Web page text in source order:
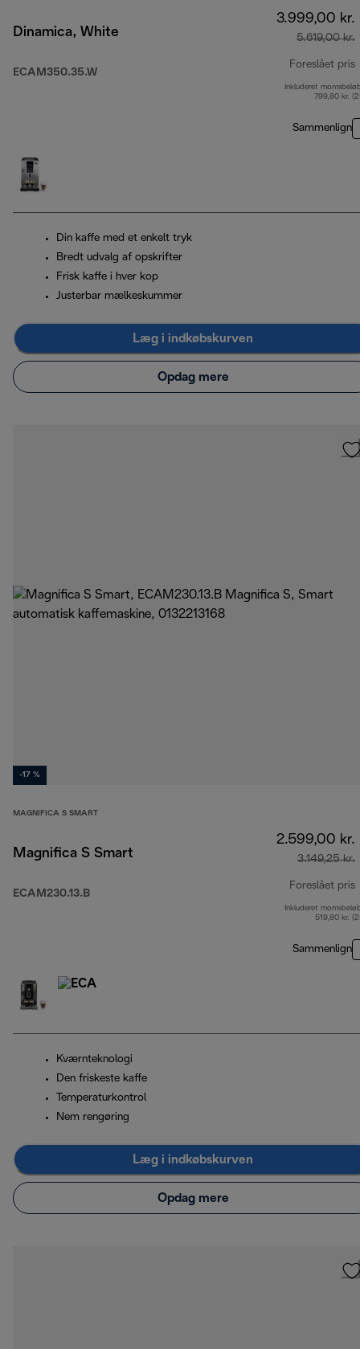
Dinamica, White
ECAM350.35.W
3.999,00 kr.
5.619,00 kr.
Foreslået pris
Inkluderet
799,80 kr.
Sammenlign
Din kaffe med et enkelt tryk
Bredt udvalg af opskrifter
Frisk kaffe i hver kop
Justerbar mælkeskummer
Læg i indkøbskurven
Opdag mere
-17 %
MAGNIFICA S SMART
Magnifica S Smart
ECAM230.13.B
2.599,00 kr.
3.149,25 kr.
Foreslået pris
Inkluderet
519,80 kr.
Sammenlign
Kværnteknologi
Den friskeste kaffe
Temperaturkontrol
Nem rengøring
Læg i indkøbskurven
Opdag mere